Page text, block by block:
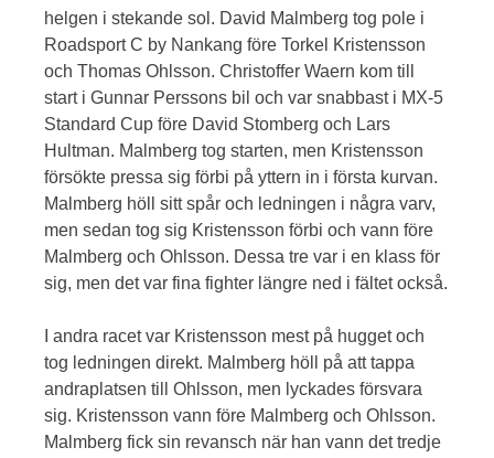
helgen i stekande sol. David Malmberg tog pole i
Roadsport C by Nankang före Torkel Kristensson
och Thomas Ohlsson. Christoffer Waern kom till
start i Gunnar Perssons bil och var snabbast i MX-5
Standard Cup före David Stomberg och Lars
Hultman. Malmberg tog starten, men Kristensson
försökte pressa sig förbi på yttern in i första kurvan.
Malmberg höll sitt spår och ledningen i några varv,
men sedan tog sig Kristensson förbi och vann före
Malmberg och Ohlsson. Dessa tre var i en klass för
sig, men det var fina fighter längre ned i fältet också.
I andra racet var Kristensson mest på hugget och
tog ledningen direkt. Malmberg höll på att tappa
andraplatsen till Ohlsson, men lyckades försvara
sig. Kristensson vann före Malmberg och Ohlsson.
Malmberg fick sin revansch när han vann det tredje